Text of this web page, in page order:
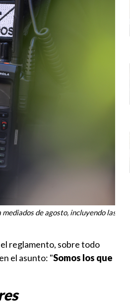
de agosto, incluyendo las
reglamento, sobre todo
el asunto: "Somos los que